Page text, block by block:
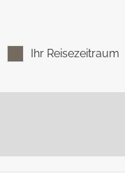
pro Nacht pro Kind
-
Ihr Reisezeitraum